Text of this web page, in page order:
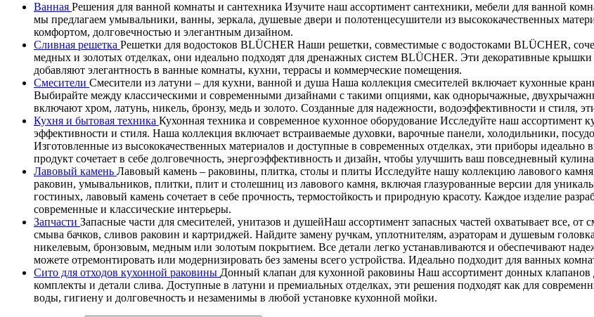
Ванная Решения для ванной комнаты и сантехника Изучите наш ассортимент сантехники, мебели для ванной
мы предлагаем умывальники, ванны, зеркала, душевые двери и полотенцесушители из высококачественных
комфортом, долговечностью и элегантным дизайном.
Сливная решетка Решетки для водостоков BLÜCHER Наши решетки, совместимые с водостоками BLÜCHER,
медных и золотых отделках, они идеально подходят для дренажных систем BLÜCHER. Эти декоративные
добавляют элегантность в ванные комнаты, кухни, террасы и коммерческие помещения.
Смесители Смесители из латуни – для кухни, ванной и душа Наша коллекция смесителей включает кухонные
Выбирайте между классическими и современными дизайнами с такими опциями, как однорычажные,
включают хром, латунь, никель, бронзу, медь и золото. Созданные для надежности, водоэффективности и стиля,
Кухня и бытовая техника Кухонная техника и современное кухонное оборудование Исследуйте наш ассортимент
эффективности и стиля. Наша коллекция включает встраиваемые духовки, варочные панели, холодильники,
Изготовленные из высококачественных материалов и доступные в современных отделках, эти приборы
продукт сочетает в себе долговечность, энергоэффективность и дизайн, чтобы улучшить ваш повседневный
Лавовый камень Лавовый камень – раковины, плитка, столы и плиты Исследуйте нашу коллекцию лавового
раковин, умывальников, плитки, плит и столешниц из лавового камня, включая глазурованные версии для
гостиных, лавовый камень сочетает в себе прочность, термостойкость и природную красоту. Каждое изделие
современные и классические интерьеры.
Запчасти Запасные части для смесителей, унитазов и душейНаш ассортимент запасных частей охватывает все,
смыва бачков, сливов раковин и картриджей. Найдите замену ручкам, уплотнителям, аэраторам и душевым
никелевым, бронзовым, медным или золотым покрытием. Все детали легко устанавливаются и обеспечивают
можете отремонтировать или модернизировать без замены всего устройства. Идеально подходит для ванных
Сито для отходов кухонной раковины Донный клапан для кухонной раковины Наш ассортимент донных
комплекты и детали слива. Доступные в латуни и премиальных отделках, эти решения подходят как для
воды, гигиену и долговечность и незаменимы в любой установке кухонной мойки.